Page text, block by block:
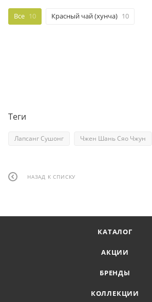
Все 10 Красный чай (хунча) 10
Теги
Лапсанг Сушонг Чжен Шань Сяо Чжун
НАЗАД К СПИСКУ
КАТАЛОГ
АКЦИИ
БРЕНДЫ
КОЛЛЕКЦИИ